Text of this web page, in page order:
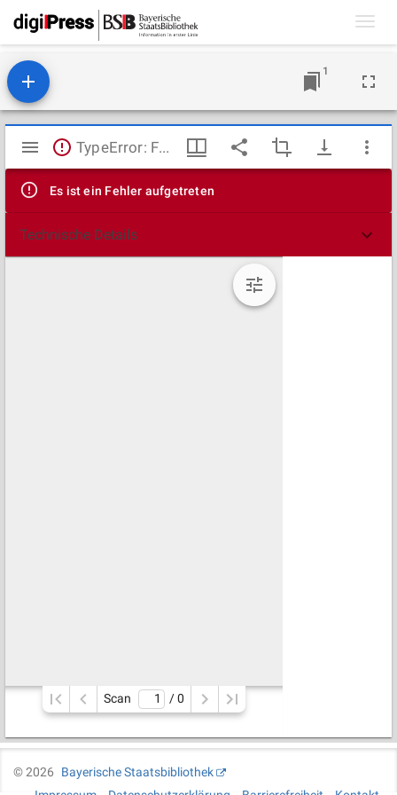
1
Mirador
Viewer
TypeError: Failed to fetch
Es ist ein Fehler aufgetreten
Technische Details
Scan / 0
©2026
Bayerische Staatsbibliothek